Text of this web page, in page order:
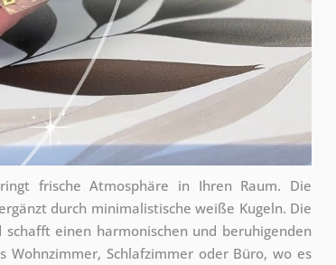
frische Atmosphäre in Ihren Raum. Die
durch minimalistische weiße Kugeln. Die
einen harmonischen und beruhigenden
Wohnzimmer, Schlafzimmer oder Büro, wo es